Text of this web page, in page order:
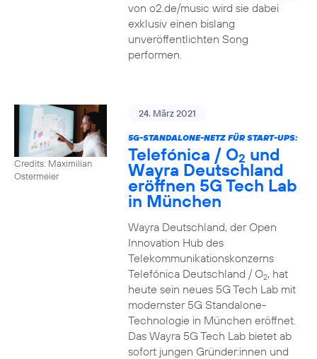
von o2.de/music wird sie dabei
exklusiv einen bislang
unveröffentlichten Song
performen.
Credits: Maximilian
Ostermeier
24. März 2021
5G-STANDALONE-NETZ FÜR START-UPS:
Telefónica / O2 und
Wayra Deutschland
eröffnen 5G Tech Lab
in München
Wayra Deutschland, der Open
Innovation Hub des
Telekommunikationskonzerns
Telefónica Deutschland / O2, hat
heute sein neues 5G Tech Lab mit
modernster 5G Standalone-
Technologie in München eröffnet.
Das Wayra 5G Tech Lab bietet ab
sofort jungen Gründer:innen und